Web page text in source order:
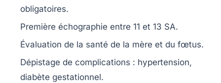
obligatoires.
Première échographie entre 11 et 13 SA.
Évaluation de la santé de la mère et du fœtus.
Dépistage de complications : hypertension,
diabète gestationnel.